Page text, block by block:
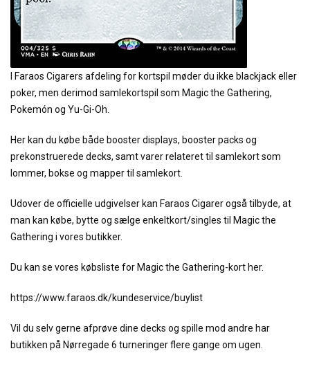
I Faraos Cigarers afdeling for kortspil møder du ikke blackjack eller
poker, men derimod samlekortspil som Magic the Gathering,
Pokemón og Yu-Gi-Oh.
Her kan du købe både booster displays, booster packs og
prekonstruerede decks, samt varer relateret til samlekort som
lommer, bokse og mapper til samlekort.
Udover de officielle udgivelser kan Faraos Cigarer også tilbyde, at
man kan købe, bytte og sælge enkeltkort/singles til Magic the
Gathering i vores butikker.
Du kan se vores købsliste for Magic the Gathering-kort her.
https://www.faraos.dk/kundeservice/buylist
Vil du selv gerne afprøve dine decks og spille mod andre har
butikken på Nørregade 6 turneringer flere gange om ugen.